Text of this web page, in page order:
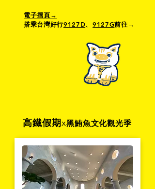
電子摺頁→
搭乘台灣好行9127D、9127G前往→
​高鐵假期x黑鮪魚文化觀光季